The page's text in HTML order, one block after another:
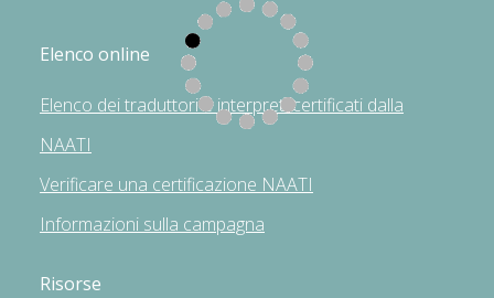
Elenco online
Elenco dei traduttori e interpreti certificati dalla
NAATI
Verificare una certificazione NAATI
Informazioni sulla campagna
Risorse